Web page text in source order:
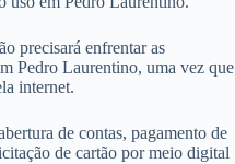
precisará enfrentar as
Pedro Laurentino, uma vez que
internet.
de contas, pagamento de
de cartão por meio digital